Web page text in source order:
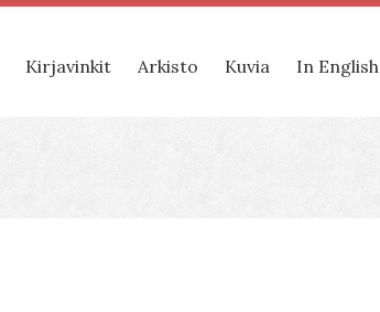
Kirjavinkit Arkisto Kuvia In English